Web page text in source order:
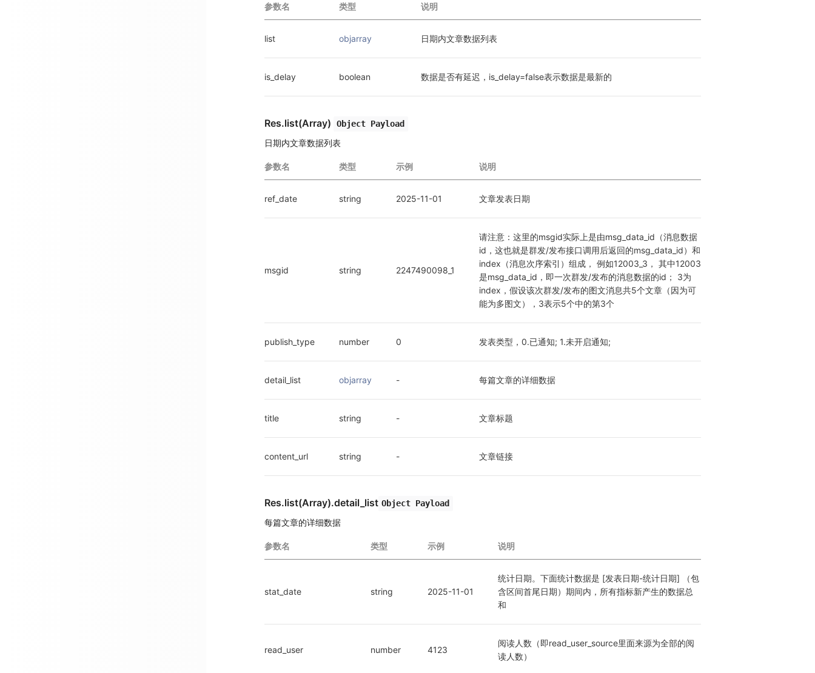
参数名 类型 说明
list objarray 日期内文章数据列表
is_delay boolean 数据是否有延迟，is_delay=false表示数据是最新的
Res.list(Array) Object Payload
日期内文章数据列表
参数名 类型 示例 说明
ref_date string 2025-11-01 文章发表日期
msgid string 2247490098_1
请注意：这里的msgid实际上是由msg_data_id（消息数据
id，这也就是群发/发布接口调用后返回的msg_data_id）和
index（消息次序索引）组成， 例如12003_3， 其中12003
是msg_data_id，即一次群发/发布的消息数据的id； 3为
index，假设该次群发/发布的图文消息共5个文章（因为可
能为多图文），3表示5个中的第3个
publish_type number 0 发表类型，0.已通知; 1.未开启通知;
detail_list objarray - 每篇文章的详细数据
title string - 文章标题
content_url string - 文章链接
Res.list(Array).detail_list Object Payload
每篇文章的详细数据
参数名 类型 示例 说明
stat_date string 2025-11-01
统计日期。下面统计数据是 [发表日期-统计日期] （包
含区间首尾日期）期间内，所有指标新产生的数据总
和
read_user number 4123
阅读人数（即read_user_source里面来源为全部的阅
读人数）